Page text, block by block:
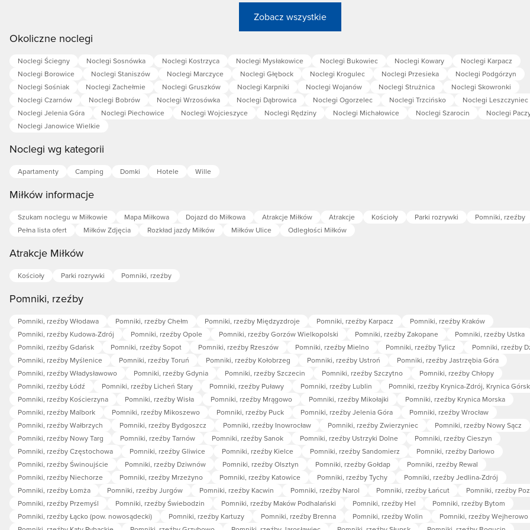
Zobacz wszystkie
Okoliczne noclegi
Noclegi Ściegny Noclegi Sosnówka Noclegi Kostrzyca Noclegi Mysłakowice Noclegi Bukowiec Noclegi Kowary
Noclegi Karpacz
Noclegi Borowice
Noclegi Staniszów Noclegi Marczyce Noclegi Głębock Noclegi Krogulec Noclegi Przesieka
Noclegi Podgórzyn
Noclegi Sośniak
Noclegi Zachełmie Noclegi Gruszków Noclegi Karpniki Noclegi Wojanów Noclegi Strużnica
Noclegi Skowronki
Noclegi Czarnów
Noclegi Bobrów Noclegi Wrzosówka Noclegi Dąbrowica Noclegi Ogorzelec Noclegi Trzcińsko
Noclegi Leszczyniec
Noclegi Jelenia Góra
Noclegi Piechowice Noclegi Wojcieszyce Noclegi Rędziny Noclegi Michałowice Noclegi Szarocin
Noclegi
Noclegi Janowice Wielkie
Noclegi wg kategorii
Apartamenty Camping Domki Hotele Wille
Miłków informacje
Szukam noclegu w Miłkowie Mapa Miłkowa Dojazd do Miłkowa Atrakcje Miłków Atrakcje Kościoły Parki rozrywki
Pomniki, rzeźby
Pełna lista ofert
Miłków Zdjęcia Rozkład jazdy Miłków Miłków Ulice Odległości Miłków
Atrakcje Miłków
Kościoły Parki rozrywki Pomniki, rzeźby
Pomniki, rzeźby
Pomniki, rzeźby Włodawa Pomniki, rzeźby Chełm Pomniki, rzeźby Międzyzdroje Pomniki, rzeźby Karpacz
Pomniki, rzeźby Kraków
Pomniki, rzeźby Kudowa-Zdrój
Pomniki, rzeźby Opole Pomniki, rzeźby Gorzów Wielkopolski Pomniki, rzeźby Zakopane
Pomniki, rzeźby Ustka
Pomniki, rzeźby Gdańsk
Pomniki, rzeźby Sopot Pomniki, rzeźby Rzeszów Pomniki, rzeźby Mielno Pomniki, rzeźby Tylicz
Pomniki, rzeźby
Pomniki, rzeźby Myślenice
Pomniki, rzeźby Toruń Pomniki, rzeźby Kołobrzeg Pomniki, rzeźby Ustroń
Pomniki, rzeźby Jastrzębia Góra
Pomniki, rzeźby Władysławowo
Pomniki, rzeźby Gdynia Pomniki, rzeźby Szczecin Pomniki, rzeźby Szczytno
Pomniki, rzeźby Chłopy
Pomniki, rzeźby Łódź
Pomniki, rzeźby Licheń Stary Pomniki, rzeźby Puławy Pomniki, rzeźby Lublin
Pomniki, rzeźby Krynica-Zdrój, Krynica
Pomniki, rzeźby Kościerzyna
Pomniki, rzeźby Wisła Pomniki, rzeźby Mrągowo Pomniki, rzeźby Mikołajki
Pomniki, rzeźby Krynica Morska
Pomniki, rzeźby Malbork
Pomniki, rzeźby Mikoszewo Pomniki, rzeźby Puck Pomniki, rzeźby Jelenia Góra
Pomniki, rzeźby Wrocław
Pomniki, rzeźby Wałbrzych
Pomniki, rzeźby Bydgoszcz Pomniki, rzeźby Inowrocław Pomniki, rzeźby Zwierzyniec
Pomniki, rzeźby Nowy Sącz
Pomniki, rzeźby Nowy Targ
Pomniki, rzeźby Tarnów Pomniki, rzeźby Sanok Pomniki, rzeźby Ustrzyki Dolne
Pomniki, rzeźby Cieszyn
Pomniki, rzeźby Częstochowa
Pomniki, rzeźby Gliwice Pomniki, rzeźby Kielce Pomniki, rzeźby Sandomierz
Pomniki, rzeźby Darłowo
Pomniki, rzeźby Świnoujście
Pomniki, rzeźby Dziwnów Pomniki, rzeźby Olsztyn Pomniki, rzeźby Gołdap
Pomniki, rzeźby Rewal
Pomniki, rzeźby Niechorze
Pomniki, rzeźby Mrzeżyno Pomniki, rzeźby Katowice Pomniki, rzeźby Tychy
Pomniki, rzeźby Jedlina-Zdrój
Pomniki, rzeźby Łomża
Pomniki, rzeźby Jurgów Pomniki, rzeźby Kacwin Pomniki, rzeźby Narol Pomniki, rzeźby Łańcut
Pomniki, rzeźby
Pomniki, rzeźby Przemyśl
Pomniki, rzeźby Świebodzin Pomniki, rzeźby Maków Podhalański Pomniki, rzeźby Hel
Pomniki, rzeźby Bytom
Pomniki, rzeźby Łącko (pow. nowosądecki)
Pomniki, rzeźby Kartuzy Pomniki, rzeźby Brenna Pomniki, rzeźby Wolin
Pomniki, rzeźby Wejherowo